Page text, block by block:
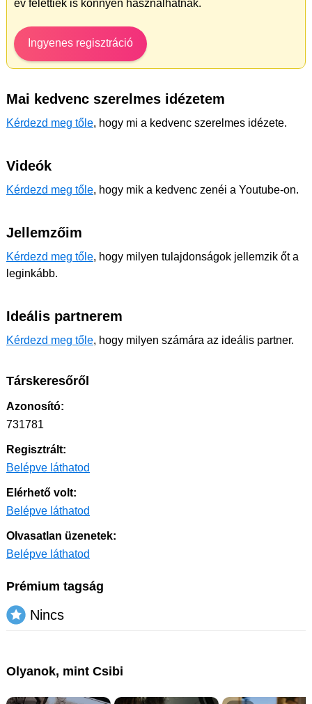
év felettiek is könnyen használhatnak.
Ingyenes regisztráció
Mai kedvenc szerelmes idézetem
Kérdezd meg tőle, hogy mi a kedvenc szerelmes idézete.
Videók
Kérdezd meg tőle, hogy mik a kedvenc zenéi a Youtube-on.
Jellemzőim
Kérdezd meg tőle, hogy milyen tulajdonságok jellemzik őt a
leginkább.
Ideális partnerem
Kérdezd meg tőle, hogy milyen számára az ideális partner.
Társkeresőről
Azonosító:
731781
Regisztrált:
Belépve láthatod
Elérhető volt:
Belépve láthatod
Olvasatlan üzenetek:
Belépve láthatod
Prémium tagság
Nincs
Olyanok, mint Csibi